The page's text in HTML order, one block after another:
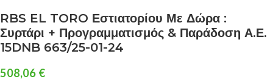
RBS EL TORO Εστιατορίου Με Δώρα :
Συρτάρι + Προγραμματισμός & Παράδοση Α.Ε.
15DNB 663/25-01-24
508,06 €